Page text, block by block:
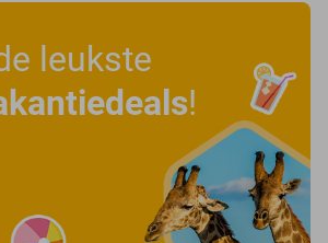
leukste
!